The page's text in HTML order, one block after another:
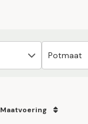
Maatvoering